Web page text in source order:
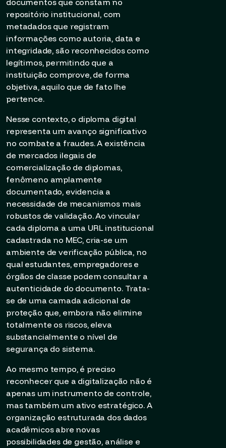
documentos que constam no
repositório institucional, com
metadados que registram
informações como autoria, data e
integridade, são reconhecidos como
legítimos, permitindo que a
instituição comprove, de forma
objetiva, aquilo que de fato lhe
pertence.
Nesse contexto, o diploma digital
representa um avanço significativo
no combate a fraudes. A existência
de mercados ilegais de
comercialização de diplomas,
fenômeno amplamente
documentado, evidencia a
necessidade de mecanismos mais
robustos de validação. Ao vincular
cada diploma a uma URL institucional
cadastrada no MEC, cria-se um
ambiente de verificação pública, no
qual estudantes, empregadores e
órgãos de classe podem consultar a
autenticidade do documento. Trata-
se de uma camada adicional de
proteção que, embora não elimine
totalmente os riscos, eleva
substancialmente o nível de
segurança do sistema.
Ao mesmo tempo, é preciso
reconhecer que a digitalização não é
apenas um instrumento de controle,
mas também um ativo estratégico. A
organização estruturada dos dados
acadêmicos abre novas
possibilidades de gestão, análise e